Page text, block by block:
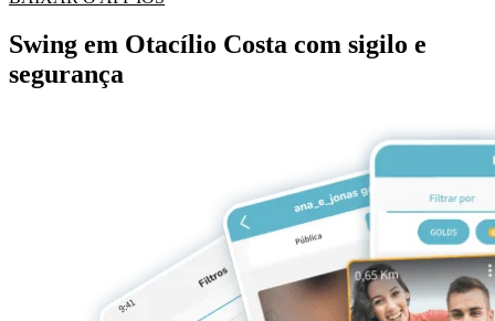
Swing em Otacílio Costa com sigilo e
segurança